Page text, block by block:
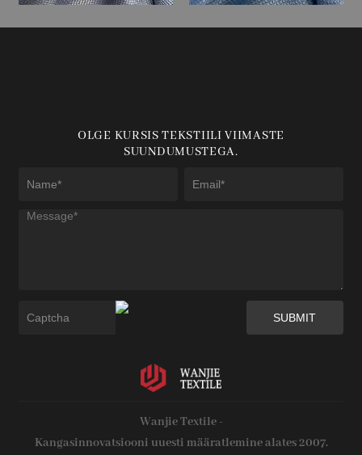
OLGE KURSIS TEKSTIILI VIIMASTE
SUUNDUMUSTEGA.
Wanjie Textile -
Kangasinnovatsiooni uuesti määratlemine alates 2007.